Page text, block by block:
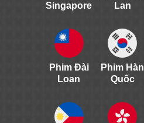
Singapore
Lan
Phim Đài
Loan
Phim Hàn
Quốc